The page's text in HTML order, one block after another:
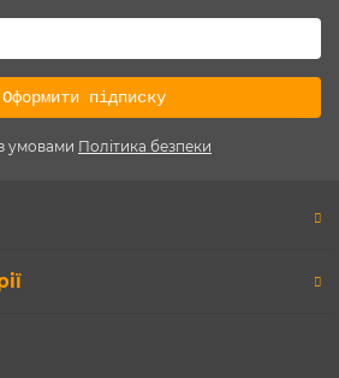
Оформити підписку
умовами Політика безпеки